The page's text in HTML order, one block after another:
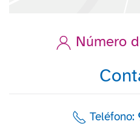
Número
Teléfono: